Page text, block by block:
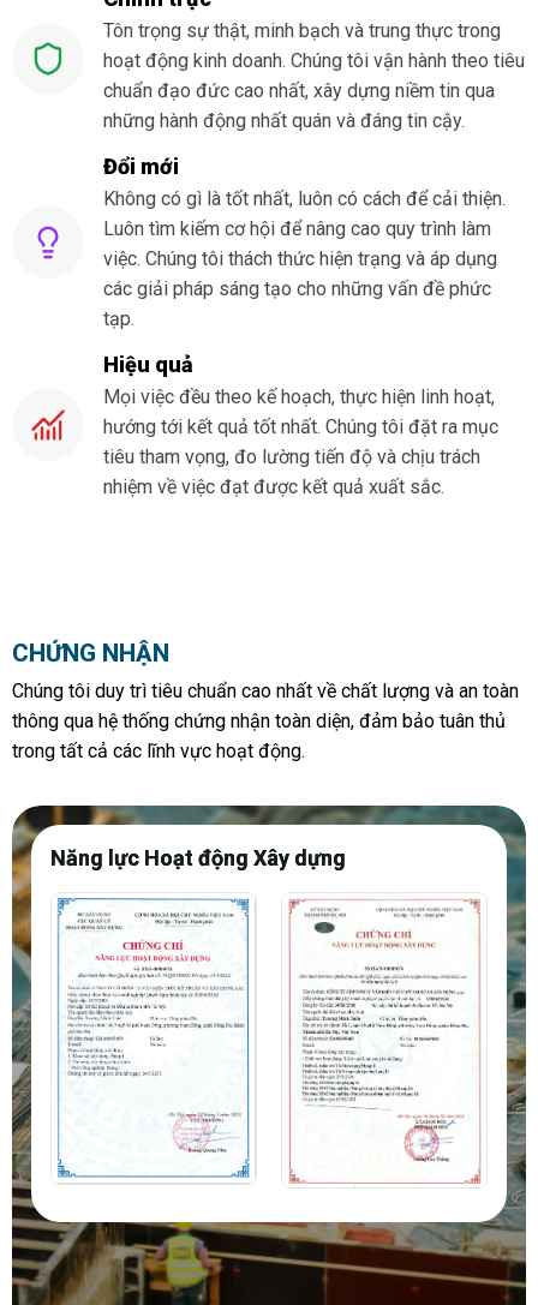
Tôn trọng sự thật, minh bạch và trung thực trong
hoạt động kinh doanh. Chúng tôi vận hành theo tiêu
chuẩn đạo đức cao nhất, xây dựng niềm tin qua
những hành động nhất quán và đáng tin cậy.
Đổi mới
Không có gì là tốt nhất, luôn có cách để cải thiện.
Luôn tìm kiếm cơ hội để nâng cao quy trình làm
việc. Chúng tôi thách thức hiện trạng và áp dụng
các giải pháp sáng tạo cho những vấn đề phức
tạp.
Hiệu quả
Mọi việc đều theo kế hoạch, thực hiện linh hoạt,
hướng tới kết quả tốt nhất. Chúng tôi đặt ra mục
tiêu tham vọng, đo lường tiến độ và chịu trách
nhiệm về việc đạt được kết quả xuất sắc.
CHỨNG NHẬN
Chúng tôi duy trì tiêu chuẩn cao nhất về chất lượng và an toàn
thông qua hệ thống chứng nhận toàn diện, đảm bảo tuân thủ
trong tất cả các lĩnh vực hoạt động.
Năng lực Hoạt động Xây dựng